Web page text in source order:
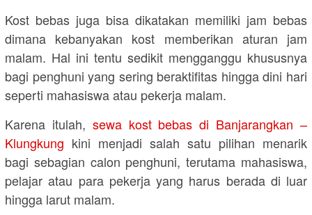
Kost bebas juga bisa dikatakan memiliki jam bebas
dimana kebanyakan kost memberikan aturan jam
malam. Hal ini tentu sedikit mengganggu khususnya
bagi penghuni yang sering beraktifitas hingga dini hari
seperti mahasiswa atau pekerja malam.
Karena itulah, sewa kost bebas di Banjarangkan –
Klungkung kini menjadi salah satu pilihan menarik
bagi sebagian calon penghuni, terutama mahasiswa,
pelajar atau para pekerja yang harus berada di luar
hingga larut malam.